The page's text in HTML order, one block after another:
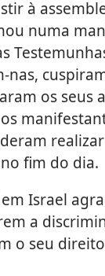
à
numa
nas,
os seus
fim do dia.
Israel
a
o seu